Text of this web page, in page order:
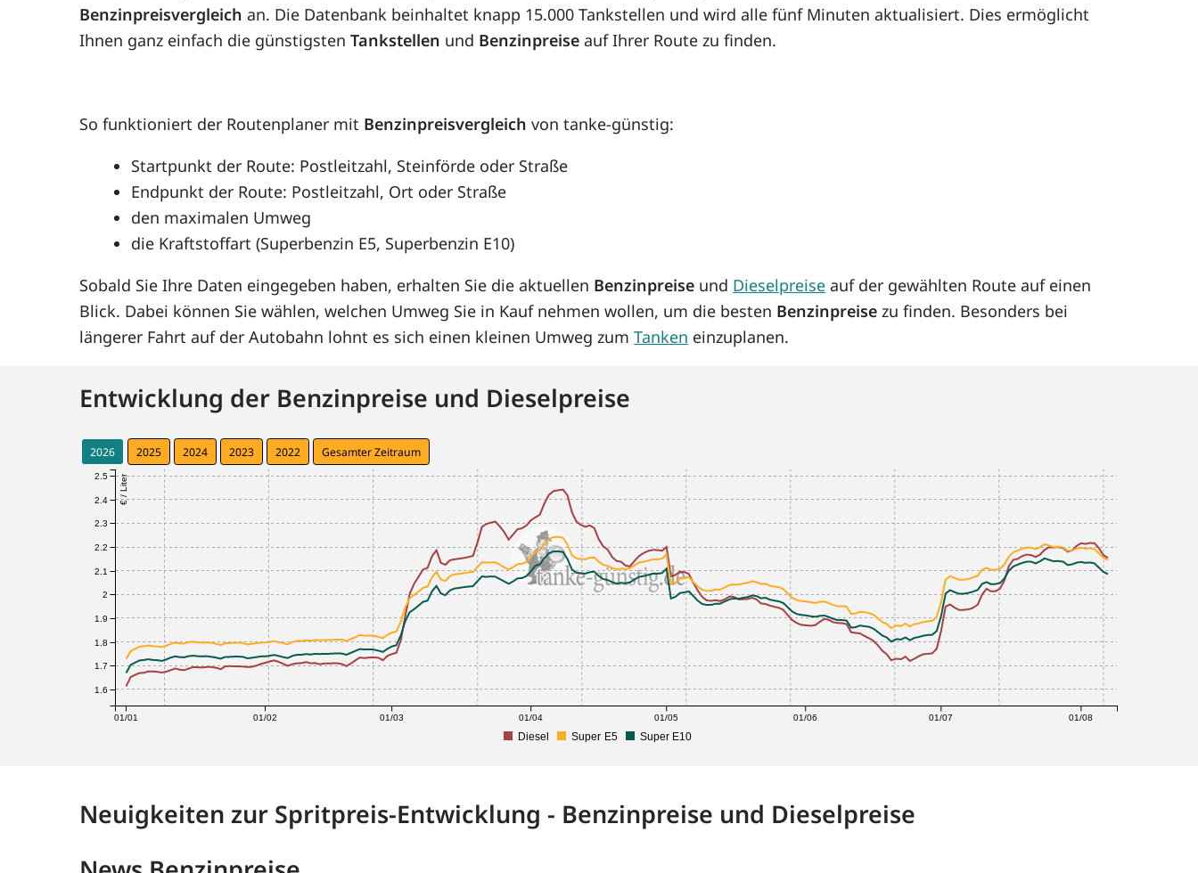
Benzinpreisvergleich an. Die Datenbank beinhaltet knapp 15.000 Tankstellen und wird alle fünf Minuten aktualisiert. Dies ermöglicht
Ihnen ganz einfach die günstigstenTankstellen und Benzinpreise auf Ihrer Route zu finden.
So funktioniert der Routenplaner mit Benzinpreisvergleich von tanke-günstig:
Startpunkt der Route: Postleitzahl, Steinförde oder Straße
Endpunkt der Route: Postleitzahl, Ort oder Straße
den maximalen Umweg
die Kraftstoffart (Superbenzin E5, Superbenzin E10)
Sobald Sie Ihre Daten eingegeben haben, erhalten Sie die aktuellen Benzinpreise und Dieselpreise auf der gewählten Route auf einen
Blick. Dabei können Sie wählen, welchen Umweg Sie in Kauf nehmen wollen, um die besten Benzinpreise zu finden. Besonders bei
längerer Fahrt auf der Autobahn lohnt es sich einen kleinen Umweg zumTanken einzuplanen.
Entwicklung der Benzinpreise und Dieselpreise
2026 2025 2024 2023 2022 Gesamter Zeitraum
01/01 01/02 01/03 01/04 01/05 01/06 01/07 01/08
€ / Liter
1.6
1.7
1.8
1.9
2
2.1
2.2
2.3
2.4
2.5
Diesel Super E5 Super E10
Neuigkeiten zur Spritpreis-Entwicklung - Benzinpreise und Dieselpreise